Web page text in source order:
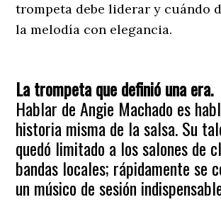
trompeta debe liderar y cuándo
la melodía con elegancia.
La trompeta que definió una era.
​Hablar de Angie Machado es
historia misma de la salsa. Su
quedó limitado a los salones de
bandas locales; rápidamente se
un músico de sesión